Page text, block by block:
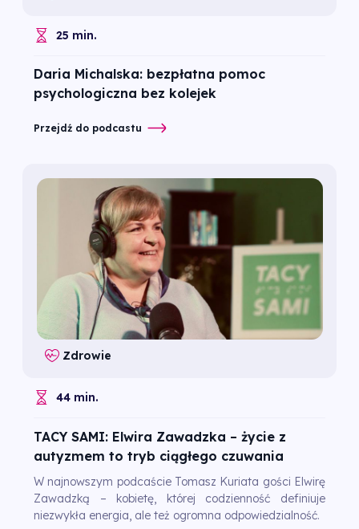
25 min.
Daria Michalska: bezpłatna pomoc
psychologiczna bez kolejek
Przejdź do podcastu
Zdrowie
44 min.
TACY SAMI: Elwira Zawadzka – życie z
autyzmem to tryb ciągłego czuwania
W najnowszym podcaście Tomasz Kuriata gości Elwirę
Zawadzką – kobietę, której codzienność definiuje
niezwykła energia, ale też ogromna odpowiedzialność.